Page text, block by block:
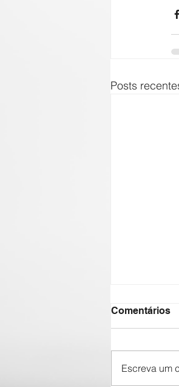
Posts
Comentários
Escreva um